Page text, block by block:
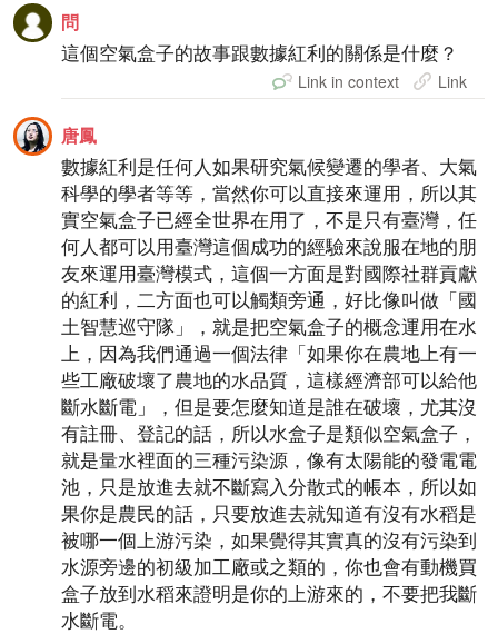
問
這個空氣盒子的故事跟數據紅利的關係是什麼？
Link in context Link
唐鳳
數據紅利是任何人如果研究氣候變遷的學者、大氣
科學的學者等等，當然你可以直接來運用，所以其
實空氣盒子已經全世界在用了，不是只有臺灣，任
何人都可以用臺灣這個成功的經驗來說服在地的朋
友來運用臺灣模式，這個一方面是對國際社群貢獻
的紅利，二方面也可以觸類旁通，好比像叫做「國
土智慧巡守隊」，就是把空氣盒子的概念運用在水
上，因為我們通過一個法律「如果你在農地上有一
些工廠破壞了農地的水品質，這樣經濟部可以給他
斷水斷電」，但是要怎麼知道是誰在破壞，尤其沒
有註冊、登記的話，所以水盒子是類似空氣盒子，
就是量水裡面的三種污染源，像有太陽能的發電電
池，只是放進去就不斷寫入分散式的帳本，所以如
果你是農民的話，只要放進去就知道有沒有水稻是
被哪一個上游污染，如果覺得其實真的沒有污染到
水源旁邊的初級加工廠或之類的，你也會有動機買
盒子放到水稻來證明是你的上游來的，不要把我斷
水斷電。